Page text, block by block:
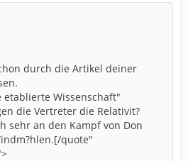
durch die Artikel deiner
etablierte Wissenschaft"
die Vertreter die Relativit?
sehr an den Kampf von Don
quote"